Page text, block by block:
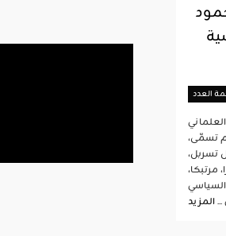
العدد
تسمّى،
تسربل،
مرتبكا،
السياسي